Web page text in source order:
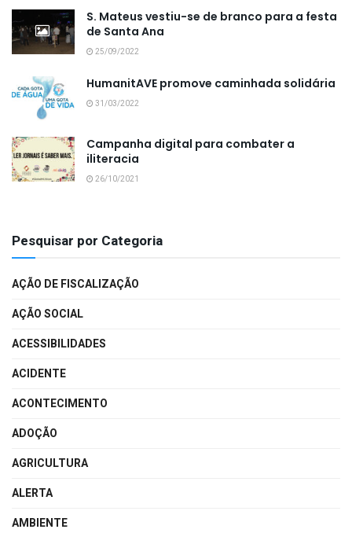
S. Mateus vestiu-se de branco para a festa
de Santa Ana
25/09/2022
HumanitAVE promove caminhada solidária
31/03/2022
Campanha digital para combater a
iliteracia
26/10/2021
Pesquisar por Categoria
AÇÃO DE FISCALIZAÇÃO
AÇÃO SOCIAL
ACESSIBILIDADES
ACIDENTE
ACONTECIMENTO
ADOÇÃO
AGRICULTURA
ALERTA
AMBIENTE